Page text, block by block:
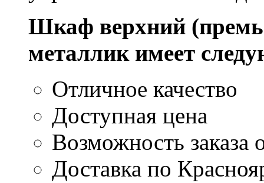
Шкаф верхний
металлик имеет
Отличное качество
Доступная цена
Возможность заказа
Доставка по